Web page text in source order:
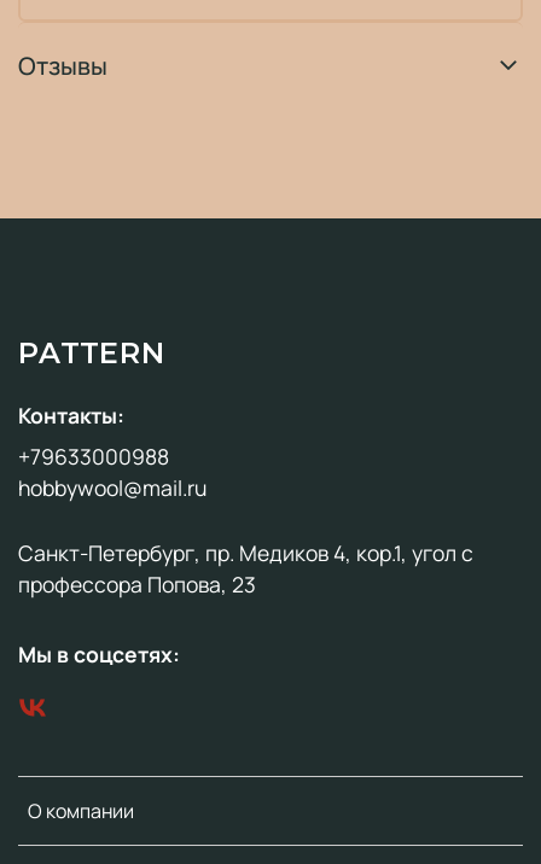
Отзывы
PATTERN
О компании
Контакты:
+79633000988
hobbywool@mail.ru
Санкт-Петербург, пр. Медиков 4, кор.1, угол с
профессора Попова, 23
Мы в соцсетях: